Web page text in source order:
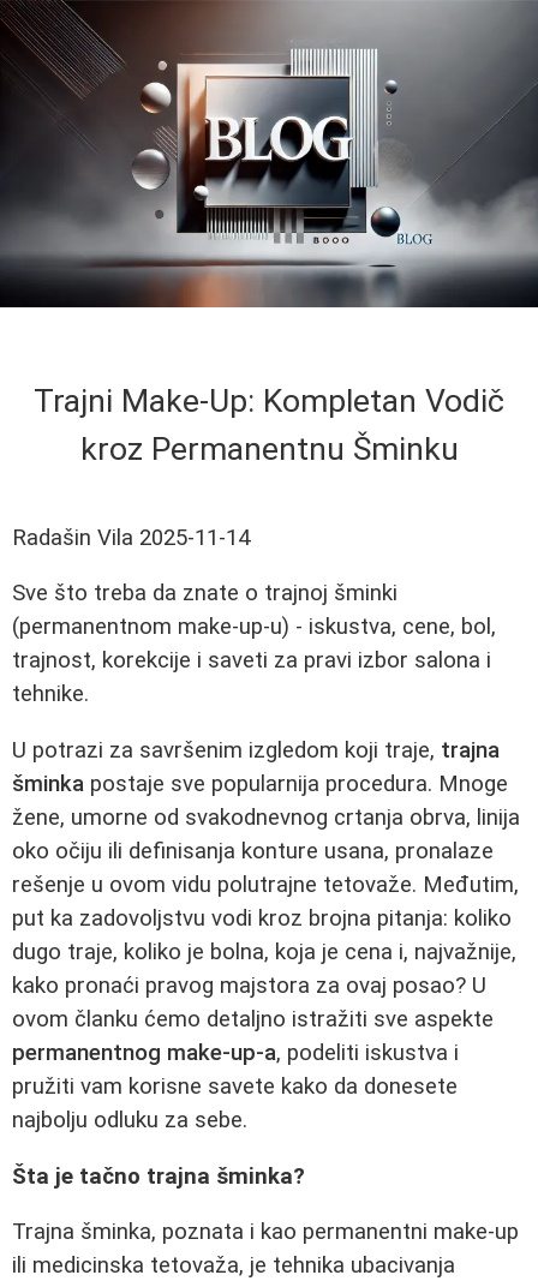
Trajni Make-Up: Kompletan Vodič
kroz Permanentnu Šminku
Radašin Vila 2025-11-14
Sve što treba da znate o trajnoj šminki
(permanentnom make-up-u) - iskustva, cene, bol,
trajnost, korekcije i saveti za pravi izbor salona i
tehnike.
U potrazi za savršenim izgledom koji traje, trajna
šminka postaje sve popularnija procedura. Mnoge
žene, umorne od svakodnevnog crtanja obrva, linija
oko očiju ili definisanja konture usana, pronalaze
rešenje u ovom vidu polutrajne tetovaže. Međutim,
put ka zadovoljstvu vodi kroz brojna pitanja: koliko
dugo traje, koliko je bolna, koja je cena i, najvažnije,
kako pronaći pravog majstora za ovaj posao? U
ovom članku ćemo detaljno istražiti sve aspekte
permanentnog make-up-a, podeliti iskustva i
pružiti vam korisne savete kako da donesete
najbolju odluku za sebe.
Šta je tačno trajna šminka?
Trajna šminka, poznata i kao permanentni make-up
ili medicinska tetovaža, je tehnika ubacivanja